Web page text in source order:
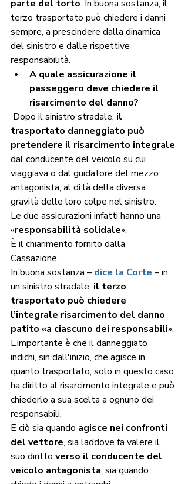
parte del torto. In buona sostanza, il
terzo trasportato può chiedere i danni
sempre, a prescindere dalla dinamica
del sinistro e dalle rispettive
responsabilità.
A quale assicurazione il
passeggero deve chiedere il
risarcimento del danno?
Dopo il sinistro stradale, il
trasportato danneggiato può
pretendere il risarcimento integrale
dal conducente del veicolo su cui
viaggiava o dal guidatore del mezzo
antagonista, al di là della diversa
gravità delle loro colpe nel sinistro.
Le due assicurazioni infatti hanno una
«responsabilità solidale».
È il chiarimento fornito dalla
Cassazione.
In buona sostanza – dice la Corte – in
un sinistro stradale, il terzo
trasportato può chiedere
l’integrale risarcimento del danno
patito «a ciascuno dei responsabili».
L’importante è che il danneggiato
indichi, sin dall'inizio, che agisce in
quanto trasportato; solo in questo caso
ha diritto al risarcimento integrale e può
chiederlo a sua scelta a ognuno dei
responsabili.
E ciò sia quando agisce nei confronti
del vettore, sia laddove fa valere il
suo diritto verso il conducente del
veicolo antagonista, sia quando